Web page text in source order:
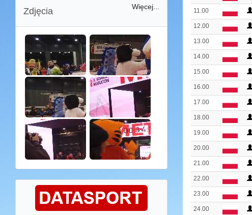
Więcej...
Zdjęcia 11.00
12.00
13.00
14.00
15.00
16.00
17.00
18.00
19.00
20.00
21.00
22.00
23.00
24.00